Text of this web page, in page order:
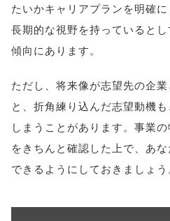
たいかキャリアプランを明確
長期的な視野を持っていると
傾向にあります。
ただし、将来像が志望先の企
と、折角練り込んだ志望動機
しまうことがあります。事業
をきちんと確認した上で、あ
できるようにしておきましょう